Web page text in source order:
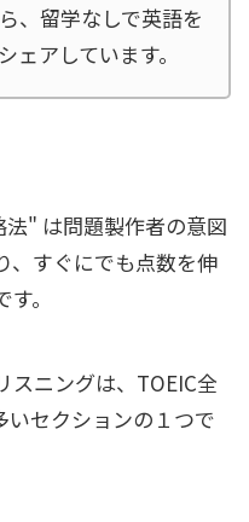
、留学なしで英語を
アしています。
" は問題製作者の意図
、すぐにでも点数を伸
。
スニングは、TOEIC全
いセクションの１つで